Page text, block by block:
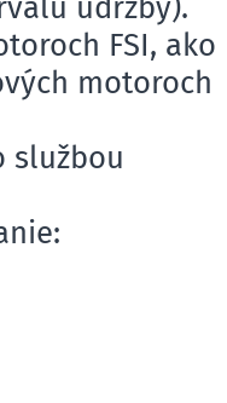
údržby).
FSI, ako
motoroch
službou